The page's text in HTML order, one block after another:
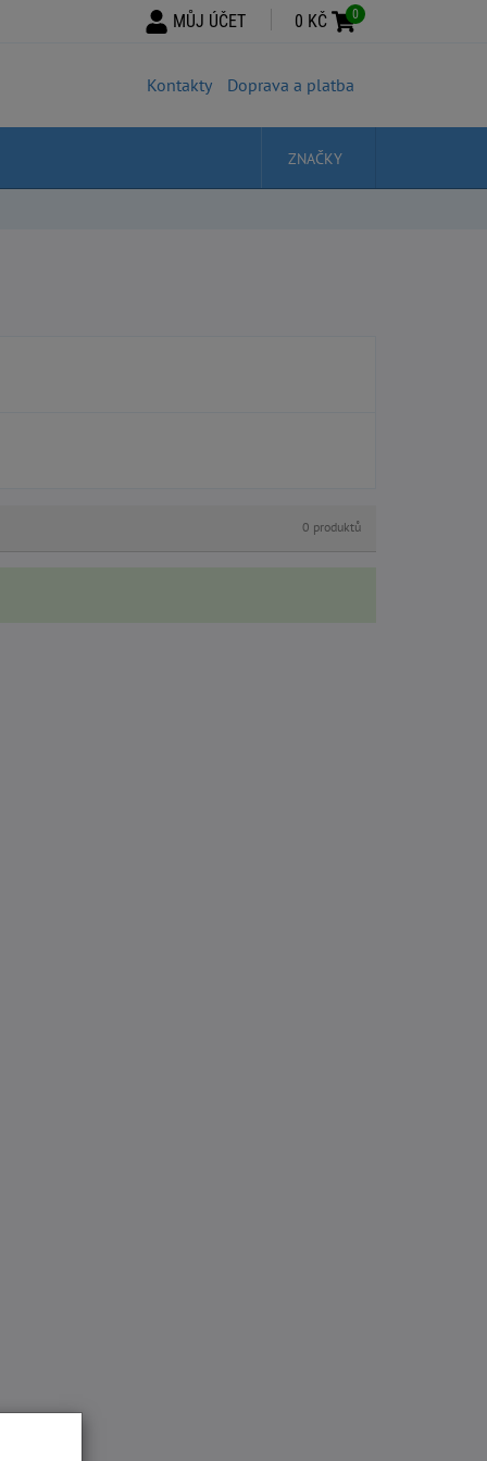
Kontakty Doprava a platba
ZNAČKY
0 KČ 0
MŮJ ÚČET